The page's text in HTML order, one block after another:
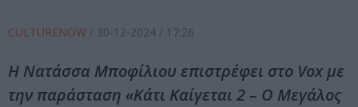
CULTURENOW / 30-12-2024 / 17:26
Η Νατάσσα Μποφίλιου επιστρέφει στο Vox με
την παράσταση «Κάτι Καίγεται 2 – Ο Μεγάλος